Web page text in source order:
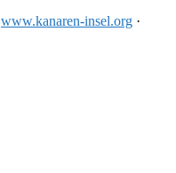
www.kanaren-insel.org ·